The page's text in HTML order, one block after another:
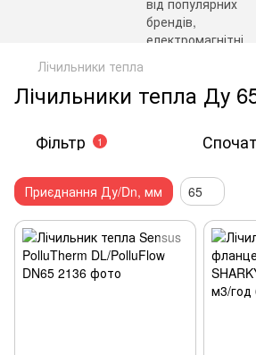
Лічильники тепла
Лічильники тепла Ду
Фільтр 1
Приєднання Ду/Dn, мм 65